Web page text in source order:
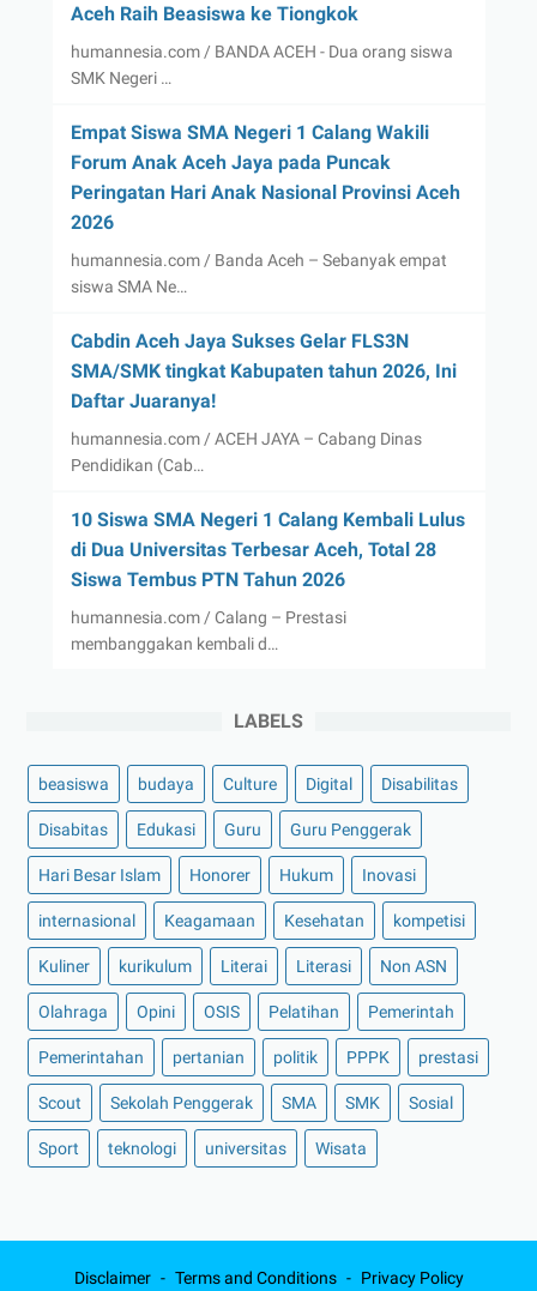
Aceh Raih Beasiswa ke Tiongkok
humannesia.com / BANDA ACEH - Dua orang siswa
SMK Negeri …
Empat Siswa SMA Negeri 1 Calang Wakili
Forum Anak Aceh Jaya pada Puncak
Peringatan Hari Anak Nasional Provinsi Aceh
2026
humannesia.com / Banda Aceh – Sebanyak empat
siswa SMA Ne…
Cabdin Aceh Jaya Sukses Gelar FLS3N
SMA/SMK tingkat Kabupaten tahun 2026, Ini
Daftar Juaranya!
humannesia.com / ACEH JAYA – Cabang Dinas
Pendidikan (Cab…
10 Siswa SMA Negeri 1 Calang Kembali Lulus
di Dua Universitas Terbesar Aceh, Total 28
Siswa Tembus PTN Tahun 2026
humannesia.com / Calang – Prestasi
membanggakan kembali d…
LABELS
beasiswa budaya Culture Digital Disabilitas
Disabitas Edukasi Guru Guru Penggerak
Hari Besar Islam Honorer Hukum Inovasi
internasional Keagamaan Kesehatan kompetisi
Kuliner kurikulum Literai Literasi Non ASN
Olahraga Opini OSIS Pelatihan Pemerintah
Pemerintahan pertanian politik PPPK prestasi
Scout Sekolah Penggerak SMA SMK Sosial
Sport teknologi universitas Wisata
Disclaimer Terms and Conditions Privacy Policy